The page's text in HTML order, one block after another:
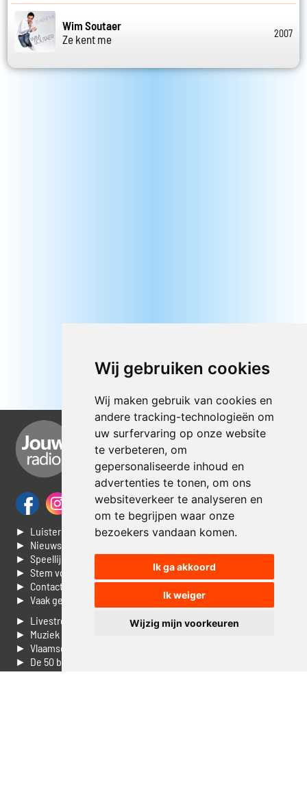
Wij gebruiken cookies
Wij maken gebruik van cookies en
andere tracking-technologieën om
uw surfervaring op onze website
te verbeteren, om
gepersonaliseerde inhoud en
advertenties te tonen, om ons
websiteverkeer te analyseren en
om te begrijpen waar onze
bezoekers vandaan komen.
Ik ga akkoord
Ik weiger
Wijzig mijn voorkeuren
Wim Soutaer
Ze kent me
2007
► Luisteren naar Jouwradio
► Nieuws
► Speellijst
► Stem voor de Dag top 3
► Contacteer ons
► Vaak gestelde vragen
► Livestream informatie
► Muziek opzoeken
► Vlaamse 100 Aller tijden
► De 50 beste van...
► Adverteren op Jouwradio